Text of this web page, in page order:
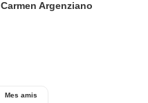
,Carmen Argenziano
Mes amis